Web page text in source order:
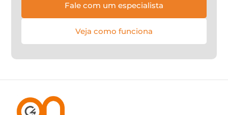
Fale com um especialista
Veja como funciona